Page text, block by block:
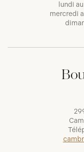
lundi
mercredi